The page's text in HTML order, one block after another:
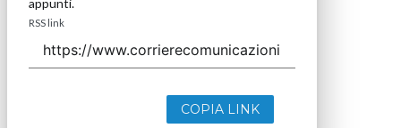
appunti.
RSS link
COPIA LINK